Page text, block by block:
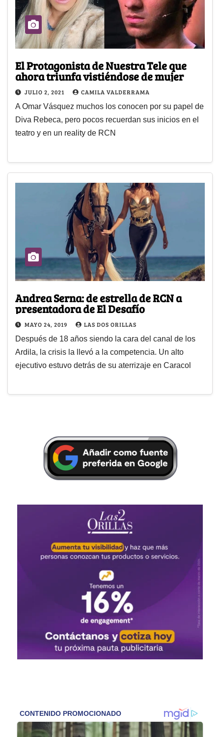
El Protagonista de Nuestra Tele que
ahora triunfa vistiéndose de mujer
JULIO 2, 2021 CAMILA VALDERRAMA
A Omar Vásquez muchos los conocen por su papel de
Diva Rebeca, pero pocos recuerdan sus inicios en el
teatro y en un reality de RCN
Andrea Serna: de estrella de RCN a
presentadora de El Desafío
MAYO 24, 2019 LAS DOS ORILLAS
Después de 18 años siendo la cara del canal de los
Ardila, la crisis la llevó a la competencia. Un alto
ejecutivo estuvo detrás de su aterrizaje en Caracol